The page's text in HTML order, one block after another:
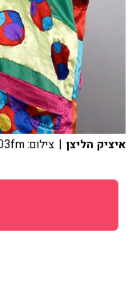
איציק הליצן | צילום: 103fm